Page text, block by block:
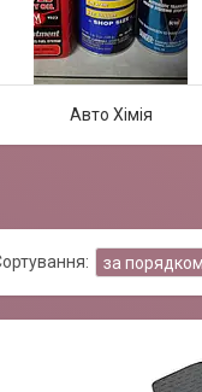
Авто Хімія